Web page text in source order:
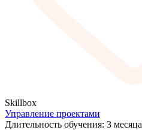
Skillbox
Управление проектами
Длительность обучения: 3 месяца